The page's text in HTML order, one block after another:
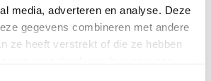
media, adverteren en analyse. Deze
gegevens combineren met andere
ze heeft verstrekt of die ze hebben